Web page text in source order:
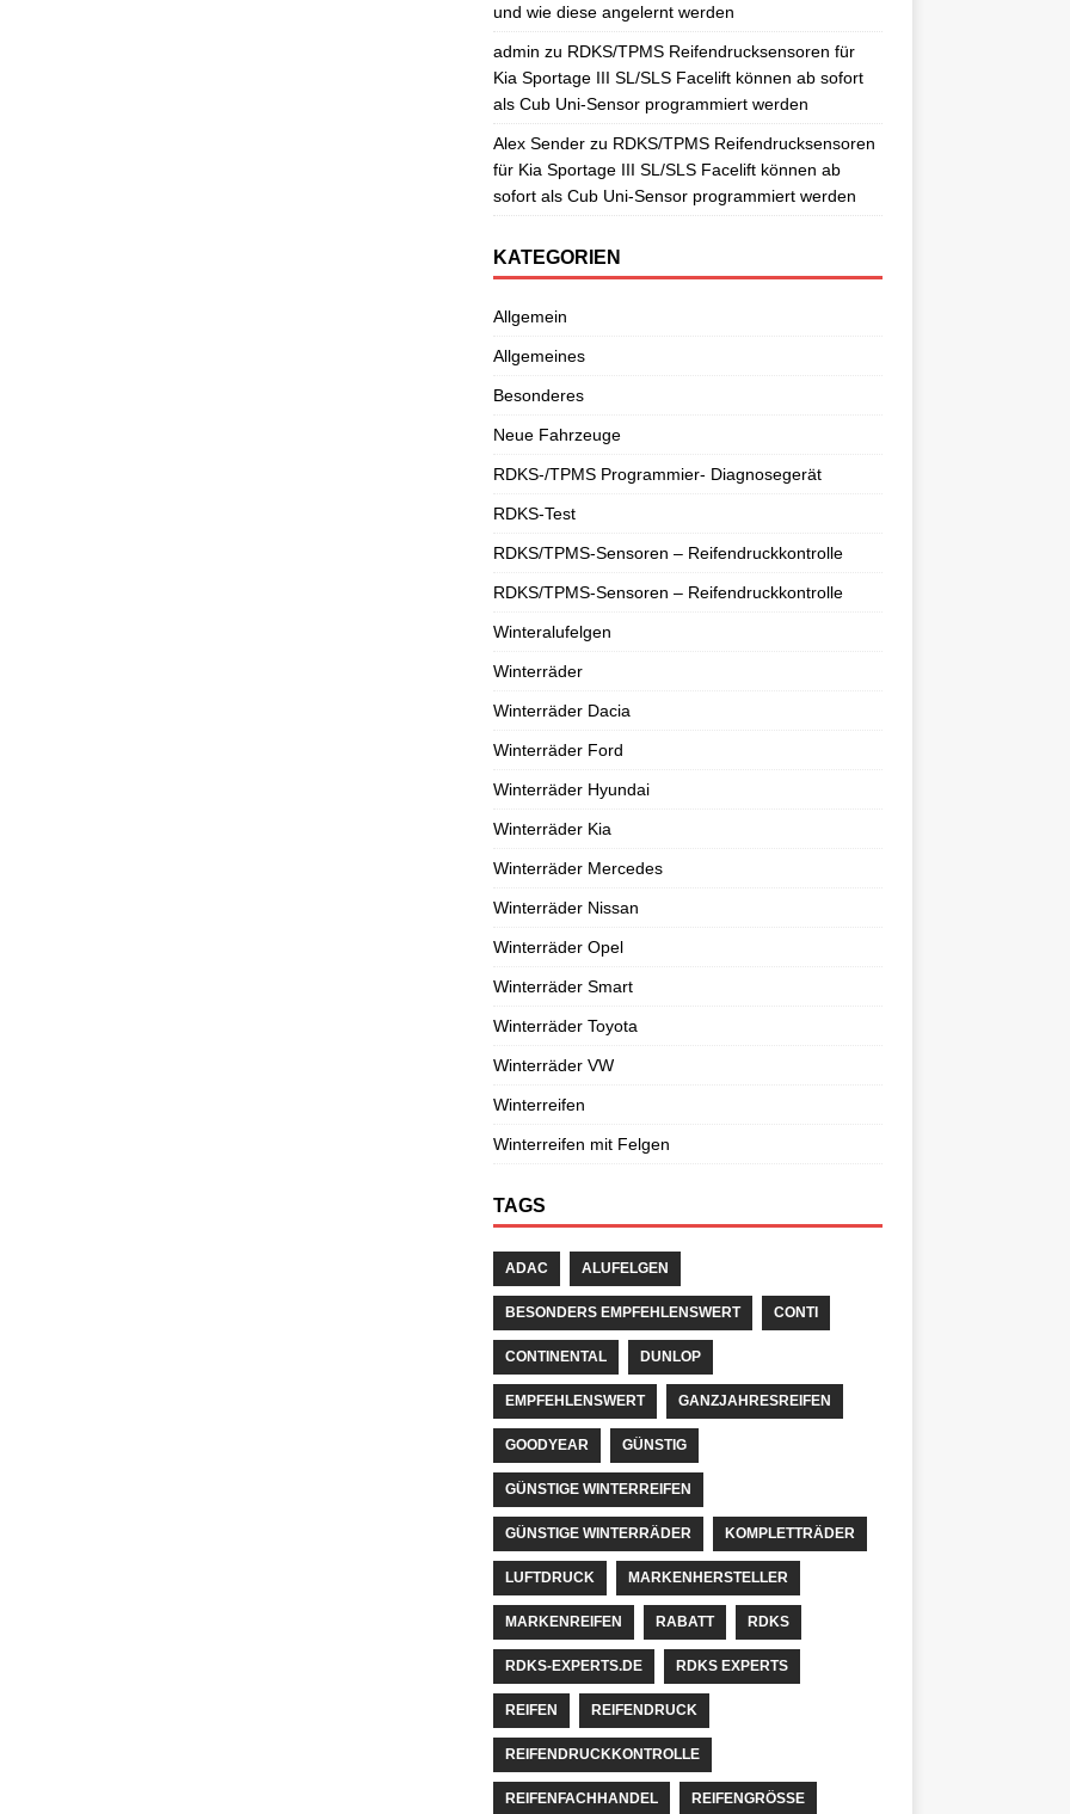
und wie diese angelernt werden
admin zu RDKS/TPMS Reifendrucksensoren für
Kia Sportage III SL/SLS Facelift können ab sofort
als Cub Uni-Sensor programmiert werden
Alex Senderzu RDKS/TPMS Reifendrucksensoren
für Kia Sportage III SL/SLS Facelift können ab
sofort als Cub Uni-Sensor programmiert werden
KATEGORIEN
Allgemein
Allgemeines
Besonderes
Neue Fahrzeuge
RDKS-/TPMS Programmier- Diagnosegerät
RDKS-Test
RDKS/TPMS-Sensoren – Reifendruckkontrolle
RDKS/TPMS-Sensoren – Reifendruckkontrolle
Winteralufelgen
Winterräder
Winterräder Dacia
Winterräder Ford
Winterräder Hyundai
Winterräder Kia
Winterräder Mercedes
Winterräder Nissan
Winterräder Opel
Winterräder Smart
Winterräder Toyota
Winterräder VW
Winterreifen
Winterreifen mit Felgen
TAGS
ADAC ALUFELGEN
BESONDERS EMPFEHLENSWERT CONTI
CONTINENTAL DUNLOP
EMPFEHLENSWERT GANZJAHRESREIFEN
GOODYEAR GÜNSTIG
GÜNSTIGE WINTERREIFEN
GÜNSTIGE WINTERRÄDER KOMPLETTRÄDER
LUFTDRUCK MARKENHERSTELLER
MARKENREIFEN RABATT RDKS
RDKS-EXPERTS.DE RDKS EXPERTS
REIFEN REIFENDRUCK
REIFENDRUCKKONTROLLE
REIFENFACHHANDEL REIFENGRÖSSE